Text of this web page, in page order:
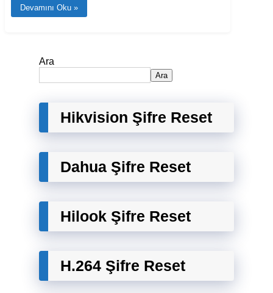
Devamını Oku »
Ara
Ara
Hikvision Şifre Reset
Dahua Şifre Reset
Hilook Şifre Reset
H.264 Şifre Reset